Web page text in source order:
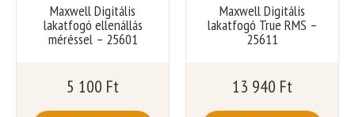
Maxwell Digitális
lakatfogó ellenállás
méréssel – 25601
5 100 Ft
Maxwell Digitális
lakatfogó True RMS –
25611
13 940 Ft